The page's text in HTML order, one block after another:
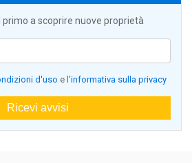
primo a scoprire nuove proprietà
d'uso e l'informativa sulla privacy
Ricevi avvisi